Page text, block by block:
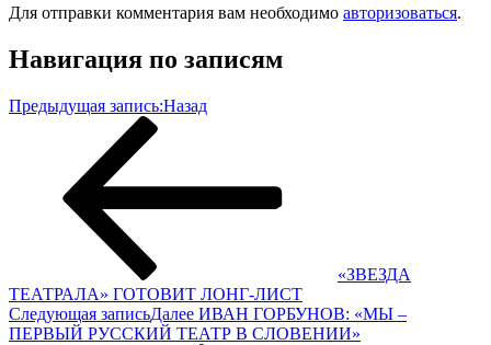
Для отправки комментария вам необходимо авторизоваться.
Навигация по записям
Предыдущая запись:Назад
«ЗВЕЗДА
ТЕАТРАЛА» ГОТОВИТ ЛОНГ-ЛИСТ
Следующая записьДалее ИВАН ГОРБУНОВ: «МЫ –
ПЕРВЫЙ РУССКИЙ ТЕАТР В СЛОВЕНИИ»